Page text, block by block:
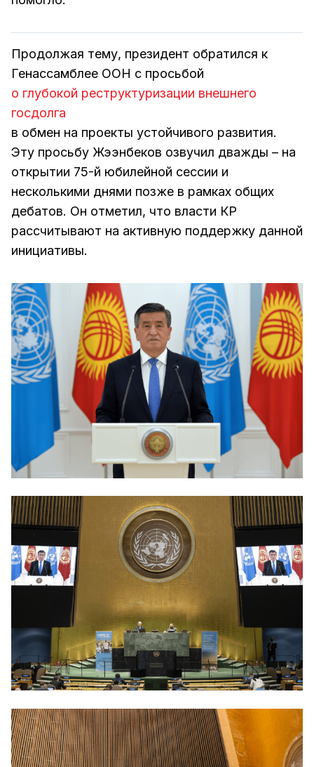
Продолжая тему, президент обратился к
Генассамблее ООН с просьбой
о глубокой реструктуризации внешнего
госдолга
в обмен на проекты устойчивого развития.
Эту просьбу Жээнбеков озвучил дважды – на
открытии 75-й юбилейной сессии и
несколькими днями позже в рамках общих
дебатов. Он отметил, что власти КР
рассчитывают на активную поддержку данной
инициативы.